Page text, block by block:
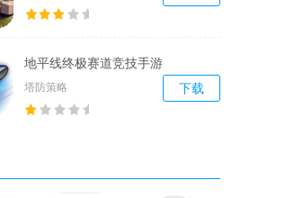
地平线终极赛道竞技手游
塔防策略 下载